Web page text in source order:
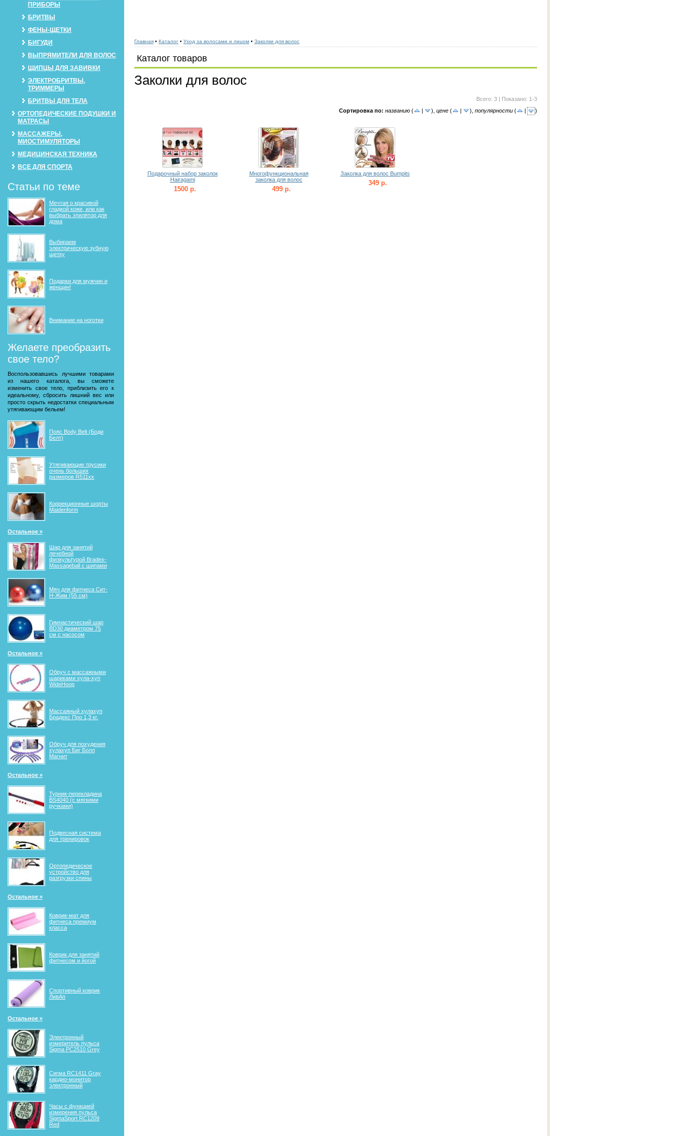
ПРИБОРЫ
БРИТВЫ
ФЕНЫ-ЩЕТКИ
БИГУДИ
ВЫПРЯМИТЕЛИ ДЛЯ ВОЛОС
ЩИПЦЫ ДЛЯ ЗАВИВКИ
ЭЛЕКТРОБРИТВЫ,
ТРИММЕРЫ
БРИТВЫ ДЛЯ ТЕЛА
ОРТОПЕДИЧЕСКИЕ ПОДУШКИ И
МАТРАСЫ
МАССАЖЕРЫ,
МИОСТИМУЛЯТОРЫ
МЕДИЦИНСКАЯ ТЕХНИКА
ВСЕ ДЛЯ СПОРТА
Статьи по теме
Мечтая о красивой
гладкой коже, или как
выбрать эпилятор для
дома
Выбираем
электрическую зубную
щетку
Подарки для мужчин и
женщин!
Внимание на ноготки
Желаете преобразить
свое тело?
Воспользовавшись лучшими товарами
из нашего каталога, вы сможете
изменить свое тело, приблизить его к
идеальному, сбросить лишний вес или
просто скрыть недостатки специальным
утягивающим бельем!
Пояс Body Belt (Боди
Белт)
Утягивающие трусики
очень больших
размеров R511xx
Коррекционные шорты
Maidenform
Остальное »
Шар для занятий
лечебной
физкультурой Bradex-
Massageball с шипами
Мяч для фитнеса Сит-
Н-Жим (55 см)
Гимнастический шар
BD30 диаметром 75
см с насосом
Остальное »
Обруч с массажными
шариками хула-хуп
WideHoop
Массажный хулахуп
Брадекс Про 1,3 кг.
Обруч для похудения
хулахуп Биг Болл
Магнит
Остальное »
Турник-перекладина
BS4040 (с мягкими
ручками)
Подвесная система
для тренировок
Ортопедическое
устройство для
разгрузки спины
Остальное »
Коврик-мат для
фитнеса премиум
класса
Коврик для занятий
фитнесом и йогой
Спортивный коврик
ЛивАп
Остальное »
Электронный
измеритель пульса
Sigma PC2510 Grey
Сигма RС1411 Gray
кардио-монитор
электронный
Часы с функцией
измерения пульса
SigmaSport RC1209
Red
Главная • Каталог • Уход за волосами и лицом • Заколки для волос
Каталог товаров
Заколки для волос
Всего: 3 | Показано: 1-3
Сортировка по: названию ( | ) цене ( | ) популярности ( | )
Подарочный набор заколок
Hairagami
1500 р.
Многофункциональная
заколка для волос
499 р.
Заколка для волос Bumpits
349 р.